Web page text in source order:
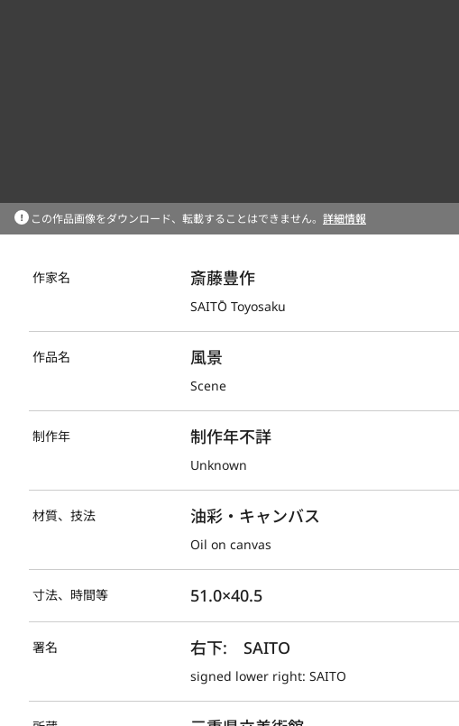
この作品画像をダウンロード、転載することはできません。 詳細情報
作家名 斎藤豊作
SAITŌ Toyosaku
作品名 風景
Scene
制作年 制作年不詳
Unknown
材質、技法 油彩・キャンバス
Oil on canvas
寸法、時間等 51.0×40.5
署名 右下:　SAITO
signed lower right: SAITO